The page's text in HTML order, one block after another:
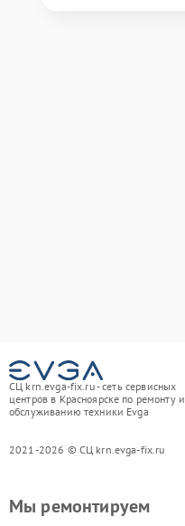
СЦ krn.evga-fix.ru - сеть сервисных
центров в Красноярске по ремонту и
обслуживанию техники Evga
2021-2026 © СЦ krn.evga-fix.ru
Мы ремонтируем